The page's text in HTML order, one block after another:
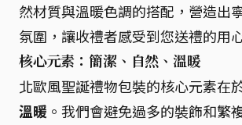
然材質與溫暖色調的搭配，營造出
氛圍，讓收禮者感受到您送禮的用
核心元素：簡潔、自然、溫暖
北歐風聖誕禮物包裝的核心元素在
溫暖 。我們會避免過多的裝飾和繁